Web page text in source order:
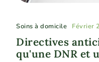
Soins à domicile Février
Directives
qu'une DNR et